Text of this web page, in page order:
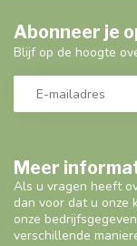
Meer
Als u vragen heeft
dan voor dat u onze
onze
verschillende
Abonneer je
Blijf op de hoogte